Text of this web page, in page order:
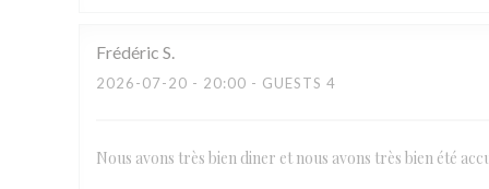
Frédéric S
2026-07-20 - 20:00 - GUESTS 4
Nous avons très bien diner et nous avons très bien été